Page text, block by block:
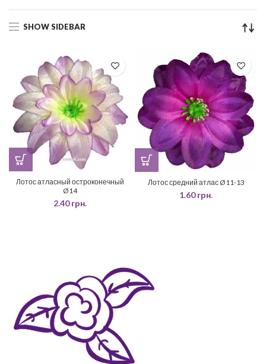
SHOW SIDEBAR
Лотос атласный остроконечный
Ø14
2.40грн.
Лотос средний атлас Ø11-13
1.60грн.